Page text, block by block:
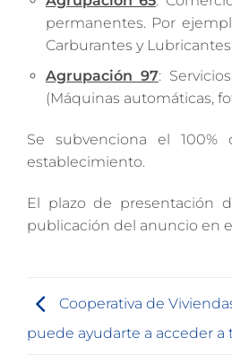
permanentes. Por
Carburantes y
Agrupación 97:
(Máquinas automáticas,
Se subvenciona el
establecimiento.
El plazo de presentación
publicación del anuncio en
Cooperativa de
puede ayudarte a acceder a